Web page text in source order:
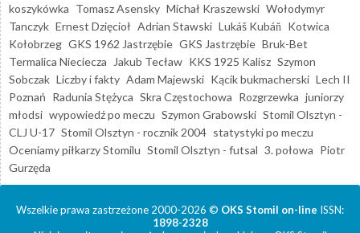
koszykówka Tomasz Asensky Michał Kraszewski Wołodymyr
Tanczyk Ernest Dzięcioł Adrian Stawski Lukáš Kubáň Kotwica
Kołobrzeg GKS 1962 Jastrzębie GKS Jastrzębie Bruk-Bet
Termalica Nieciecza
Jakub Tecław KKS 1925 Kalisz Szymon
Sobczak Liczby i fakty Adam Majewski Kącik bukmacherski Lech II
Poznań Radunia Stężyca Skra Częstochowa Rozgrzewka juniorzy
młodsi wypowiedź po meczu Szymon Grabowski Stomil Olsztyn -
CLJ U-17 Stomil Olsztyn - rocznik 2004 statystyki po meczu
Oceniamy piłkarzy Stomilu Stomil Olsztyn - futsal 3. połowa Piotr
Gurzęda
Wszelkie prawa zastrzeżone 2000-2026 © OKS Stomil on-line ISSN:
1898-2328